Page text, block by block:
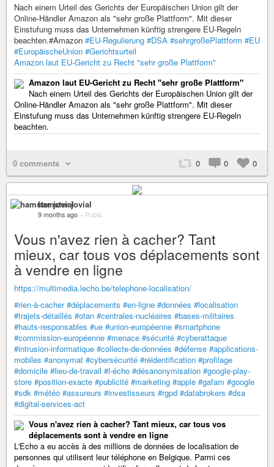
Nach einem Urteil des Gerichts der Europäischen Union gilt der
Online-Händler Amazon als "sehr große Plattform". Mit dieser
Einstufung muss das Unternehmen künftig strengere EU-Regeln
beachten.#Amazon #EU-Regulierung #DSA #sehrgroßePlattform #EU
#EuropäischeUnion #Gerichtsurteil
Amazon laut EU-Gericht zu Recht "sehr große Plattform"
Amazon laut EU-Gericht zu Recht "sehr große Plattform"
Nach einem Urteil des Gerichts der Europäischen Union gilt der
Online-Händler Amazon als "sehr große Plattform". Mit dieser
Einstufung muss das Unternehmen künftig strengere EU-Regeln
beachten.
0 comments 0 0 0
hamster jovial
9 months ago – Public
Vous n'avez rien à cacher? Tant
mieux, car tous vos déplacements sont
à vendre en ligne
https://multimedia.lecho.be/telephone-localisation/
#rien-à-cacher #déplacements #en-ligne #données #localisation
#trajets-détaillés #otan #centrales-nucléaires #bases-militaires
#hauts-responsables #ue #union-européenne #smartphone
#commission-européenne #menace #sécurité #cyberattaque
#intrusion-informatique #collecte-de-données #défense #applications-
mobiles #anonymat #cybersécurité #réidentification #profilage
#domicile #lieu-de-travail #l-écho #désanonymisation #google-play-
store #position-exacte #publicité #marketing #apple #gafam #google
#sdk #météo #assureurs #investisseurs #rgpd #databrokers #dsa
#digital-services-act
Vous n'avez rien à cacher? Tant mieux, car tous vos
déplacements sont à vendre en ligne
L'Echo a eu accès à des millions de données de localisation de
personnes qui utilisent leur téléphone en Belgique. Parmi ces